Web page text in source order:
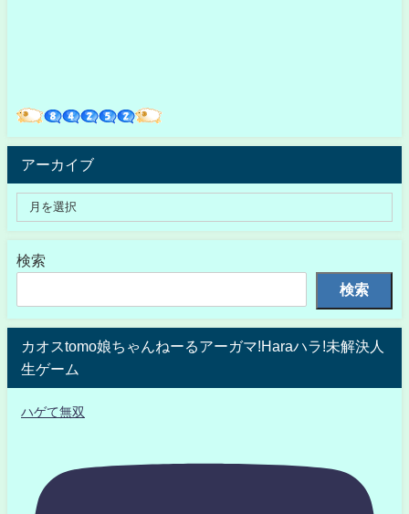
アーカイブ
検索
検索
カオスtomo娘ちゃんねーるアーガマ!Haraハラ!未解決人
生ゲーム
ハゲて無双